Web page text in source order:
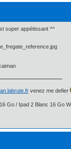
super appétissant ^^
venez me defier
Go / Ipad 2 Blanc 16 Go